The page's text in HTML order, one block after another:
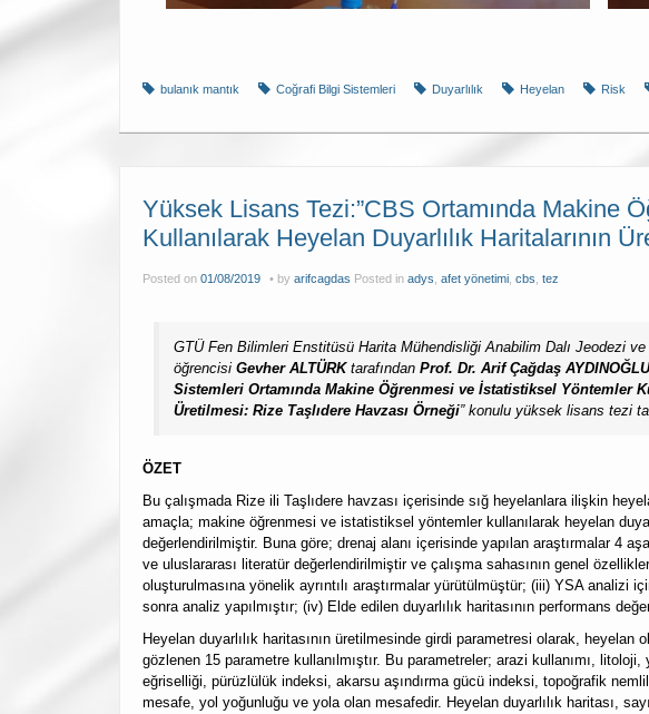
bulanık mantık Coğrafi Bilgi Sistemleri Duyarlılık Heyelan Risk
Yüksek Lisans Tezi:”CBS Ortamında Makine
Kullanılarak Heyelan Duyarlılık Haritalarının
Posted on 01/08/2019 by arifcagdas Posted in adys afet yönetimi cbs tez
GTÜ Fen Bilimleri Enstitüsü Harita Mühendisliği Anabilim Dalı Jeodezi
öğrencisi Gevher ALTÜRKtarafından Prof. Dr. Arif Çağdaş AYDINOĞLU
Sistemleri Ortamında Makine Öğrenmesi ve İstatistiksel Yöntemler
Üretilmesi: Rize Taşlıdere Havzası Örneği” konulu yüksek lisans tezi
ÖZET
Bu çalışmada Rize ili Taşlıdere havzası içerisinde sığ heyelanlara ilişkin
amaçla; makine öğrenmesi ve istatistiksel yöntemler kullanılarak heyelan
değerlendirilmiştir. Buna göre; drenaj alanı içerisinde yapılan araştırmalar 4
ve uluslararası literatür değerlendirilmiştir ve çalışma sahasının genel
oluşturulmasına yönelik ayrıntılı araştırmalar yürütülmüştür; (iii) YSA analizi
sonra analiz yapılmıştır; (iv) Elde edilen duyarlılık haritasının performans
Heyelan duyarlılık haritasının üretilmesinde girdi parametresi olarak, heyelan
gözlenen 15 parametre kullanılmıştır. Bu parametreler; arazi kullanımı,
eğriselliği, pürüzlülük indeksi, akarsu aşındırma gücü indeksi, topoğrafik
mesafe, yol yoğunluğu ve yola olan mesafedir. Heyelan duyarlılık haritası,